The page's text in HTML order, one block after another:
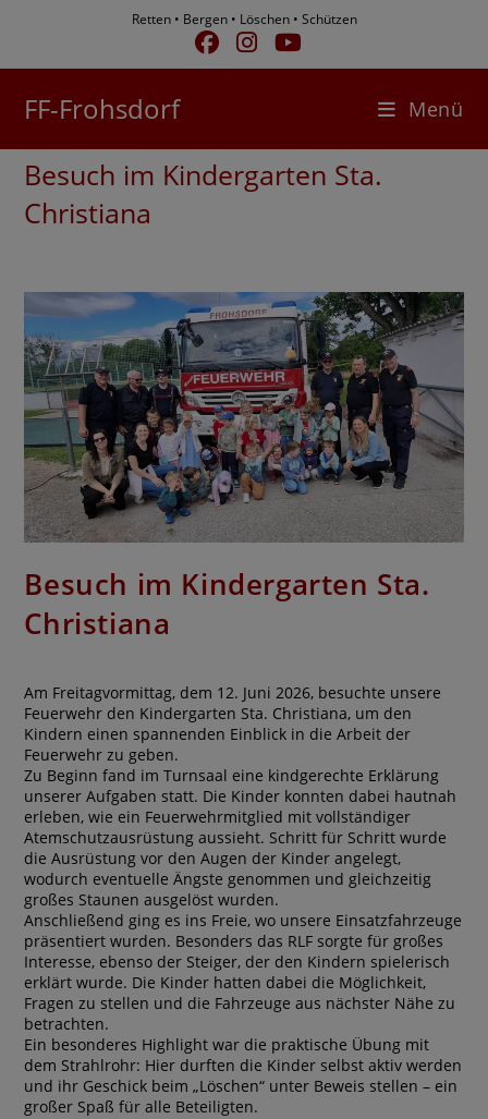
Retten • Bergen • Löschen • Schützen
FF-Frohsdorf Menü
Besuch im Kindergarten Sta.
Christiana
Besuch im Kindergarten Sta.
Christiana
Am Freitagvormittag, dem 12. Juni 2026, besuchte unsere
Feuerwehr den Kindergarten Sta. Christiana, um den
Kindern einen spannenden Einblick in die Arbeit der
Feuerwehr zu geben.
Zu Beginn fand im Turnsaal eine kindgerechte Erklärung
unserer Aufgaben statt. Die Kinder konnten dabei hautnah
erleben, wie ein Feuerwehrmitglied mit vollständiger
Atemschutzausrüstung aussieht. Schritt für Schritt wurde
die Ausrüstung vor den Augen der Kinder angelegt,
wodurch eventuelle Ängste genommen und gleichzeitig
großes Staunen ausgelöst wurden.
Anschließend ging es ins Freie, wo unsere Einsatzfahrzeuge
präsentiert wurden. Besonders das RLF sorgte für großes
Interesse, ebenso der Steiger, der den Kindern spielerisch
erklärt wurde. Die Kinder hatten dabei die Möglichkeit,
Fragen zu stellen und die Fahrzeuge aus nächster Nähe zu
betrachten.
Ein besonderes Highlight war die praktische Übung mit
dem Strahlrohr: Hier durften die Kinder selbst aktiv werden
und ihr Geschick beim „Löschen“ unter Beweis stellen – ein
großer Spaß für alle Beteiligten.